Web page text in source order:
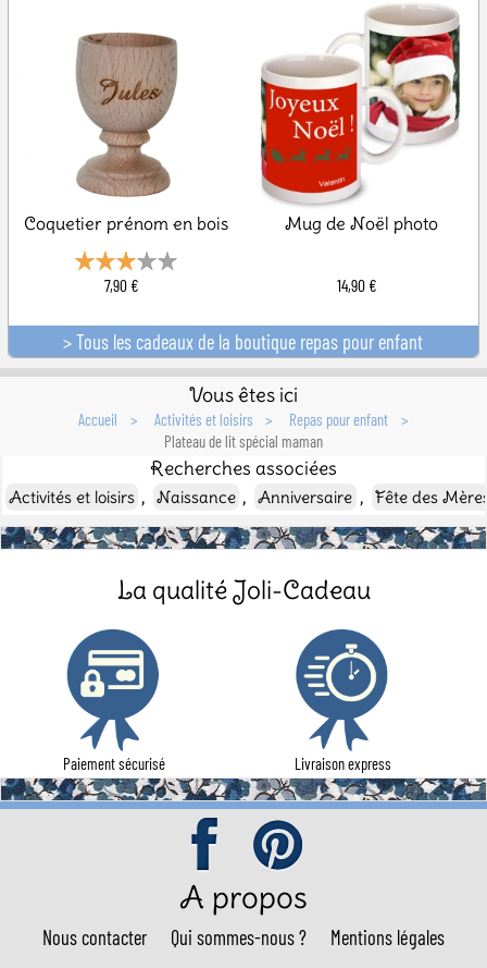
Coquetier prénom en bois
7,90 €
Mug de Noël photo
14,90 €
> Tous les cadeaux de la boutique repas pour enfant
Vous êtes ici
Accueil Activités et loisirs
Repas pour enfant
Plateau de lit spécial maman
Recherches associées
Activités et loisirs , Naissance , Anniversaire , Fête des
La qualité Joli-Cadeau
Paiement sécurisé Livraison express
A propos
Nous contacter Qui sommes-nous ?
Mentions légales